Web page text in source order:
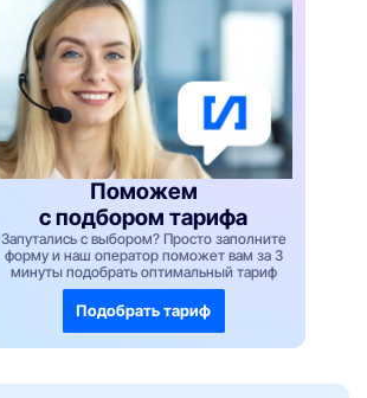
Поможем
с подбором тарифа
Запутались с выбором? Просто заполните
форму и наш оператор поможет вам за 3
минуты подобрать оптимальный тариф
Подобрать тариф